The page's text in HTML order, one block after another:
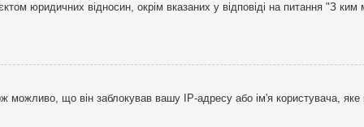
юридичних відносин, окрім вказаних у відповіді на питання "З ким
можливо, що він заблокував вашу IP-адресу або ім'я користувача, яке